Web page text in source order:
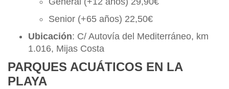
Senior (+65 años) 22,50€
Ubicación: C/ Autovía del Mediterráneo, km
1.016, Mijas Costa
PARQUES ACUÁTICOS EN LA
PLAYA